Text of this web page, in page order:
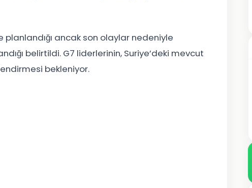
ancak son olaylar nedeniyle
belirtildi. G7 liderlerinin, Suriye’deki mevcut
bekleniyor.